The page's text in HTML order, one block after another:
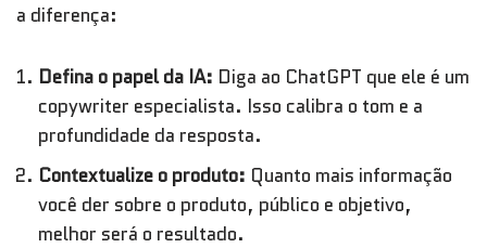
a diferença:
Defina o papel da IA: Diga ao ChatGPT que ele é um
copywriter especialista. Isso calibra o tom e a
profundidade da resposta.
Contextualize o produto: Quanto mais informação
você der sobre o produto, público e objetivo,
melhor será o resultado.